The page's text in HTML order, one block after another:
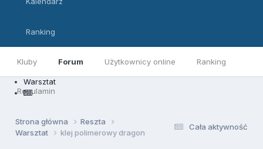
Kluby Forum Użytkownicy online Ranking
Regulamin
Ranking
Warsztat
Cała aktywność
Strona główna
Reszta
Warsztat
klej polimerowy dragon